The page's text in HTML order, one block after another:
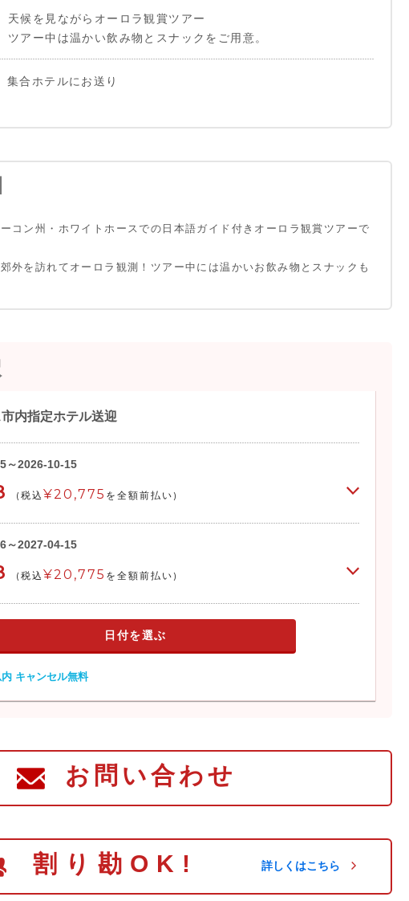
天候を見ながらオーロラ観賞ツアー
ツアー中は温かい飲み物とスナックをご用意。
集合ホテルにお送り
コン州・ホワイトホースでの日本語ガイド付きオーロラ観賞ツアーで
外を訪れてオーロラ観測！ツアー中には温かいお飲み物とスナックも
内指定ホテル送迎
～2026-10-15
(税込 ¥20,775 を全額前払い)
～2027-04-15
(税込 ¥20,775 を全額前払い)
日付を選ぶ
キャンセル無料
お問い合わせ
割り勘OK! 詳しくはこちら